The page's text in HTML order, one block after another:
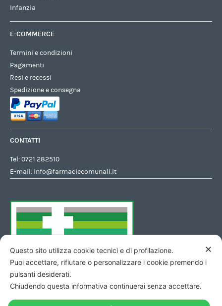
Infanzia
E-COMMERCE
Termini e condizioni
Pagamenti
Resi e recessi
Spedizione e consegna
CONTATTI
Tel:0721 282510
E-mail: info@farmaciecomunali.it
✕
Questo sito utilizza cookie tecnici e di profilazione.
Puoi accettare, rifiutare o personalizzare i cookie premendo i
pulsanti desiderati.
Chiudendo questa informativa continuerai senza accettare.